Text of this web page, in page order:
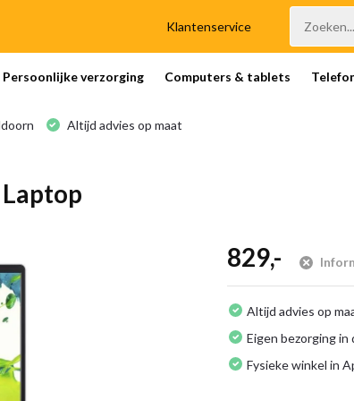
Klantenservice
Persoonlijke verzorging Computers & tablets
Altijd advies op maat
829,-
Altijd advies op
Eigen bezorging in
Fysieke winkel in